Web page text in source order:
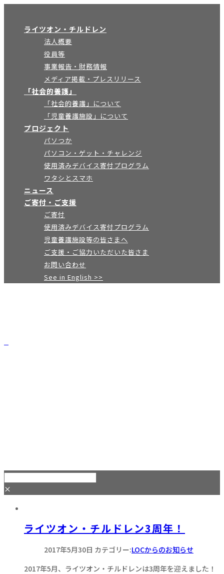
ライツオン・チルドレン
法人概要
役員等
事業報告・財務情報
メディア掲載・プレスリリース
「社会的養護」
「社会的養護」について
「児童養護施設」について
プロジェクト
パソつか
パソコン・ゲット・チャレンジ
使用済みデバイス寄付プログラム
ワタシとスマホ
ニュース
ご寄付・ご支援
ご寄付
使用済みデバイス寄付プログラム
児童養護施設等の皆さまへ
ご支援・ご協力いただいた皆さま
お問い合わせ
See in English >>
×
ライツオン・チルドレン3周年！
2017年5月30日 カテゴリー:LOCからのお知らせ
2017年5月、ライツオン・チルドレンは3周年を迎えました！